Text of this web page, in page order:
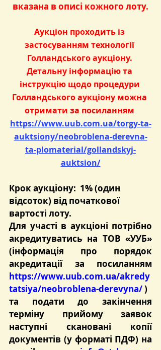
вказана в описі кожного лоту.
Аукціон проходить із
застосуванням технології
Голландського аукціону.
Детальну інформацію та
інструкцію щодо процедури
Голландського аукціону можна
отримати за посиланням
https://www.uub.com.ua/torgy-ta-
auktsiony/neobroblena-derevna-
ta-plomaterial/gollandskyj-
auktsion/
Крок аукціону:  1% (один
відсоток) від початкової
вартості лоту.
Для участі в аукціоні потрібно
акредитуватись на ТОВ «УУБ»
(інформація про порядок
https://www.uub.com.ua/akredy
tatsiya/neobroblena-derevyna/ )
та подати до закінчення
терміну прийому заявок
наступні скановані копії
документів (у форматі ПДФ) на